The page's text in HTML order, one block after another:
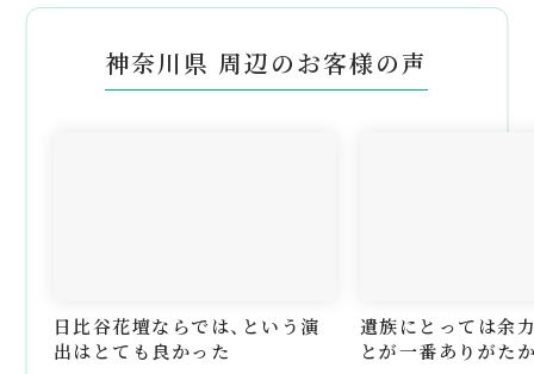
神奈川県 周辺のお客様の声
日比谷花壇ならでは、という演
出はとても良かった
遺族にとっては余
とが一番ありがた